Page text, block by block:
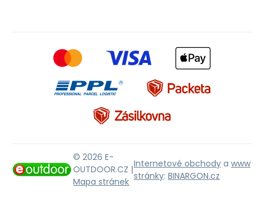
© 2026 E-
OUTDOOR.CZ |
Mapa stránek
Internetové obchody a www
stránky: BINARGON.cz